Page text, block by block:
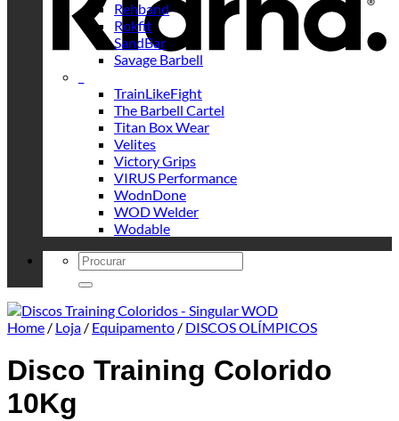
Rehband
Rokfit
SandBar
Savage Barbell
TrainLikeFight
The Barbell Cartel
Titan Box Wear
Velites
Victory Grips
VIRUS Performance
WodnDone
WOD Welder
Wodable
Search
for:
Home / Loja / Equipamento / DISCOS OLÍMPICOS
Disco Training Colorido
10Kg